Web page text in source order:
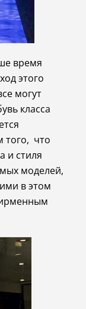
время
этого
могут
класса
того, что
и стиля
моделей,
в этом